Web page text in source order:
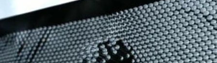
REZNOR
&
ATTICUS
ROSS
/
ト
レ